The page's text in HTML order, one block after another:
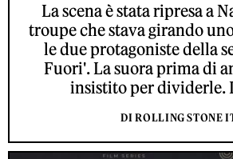
La scena è stata ripresa a
troupe che stava girando
le due protagoniste della
Fuori'. La suora prima di
insistito per dividerle.
DI ROLLING STONE